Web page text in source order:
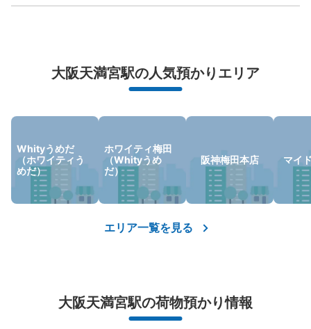
本日の営業時間:06:00〜23:00
保管できる荷物数
大:3/ ¥800中:4/ ¥600小:25/ ¥400
JR 東西線大阪天満宮駅西口改札外コイン
荷物の破損、盗難等万が一に備えた保証も完備で安心
大阪天満宮駅の人気預かりエリア
Whityうめだ
（ホワイティう
めだ）
ホワイティ梅田
（Whityうめ
だ）
阪神梅田本店 マイ
エリア一覧を見る
大阪天満宮駅の荷物預かり情報